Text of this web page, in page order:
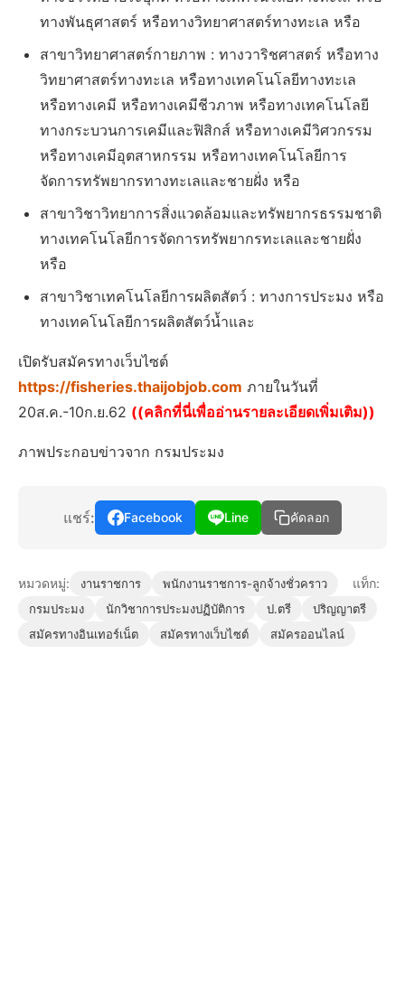
ทางพันธุศาสตร์ หรือทางวิทยาศาสตร์ทางทะเล หรือ
สาขาวิทยาศาสตร์กายภาพ : ทางวาริชศาสตร์ หรือทาง
วิทยาศาสตร์ทางทะเล หรือทางเทคโนโลยีทางทะเล
หรือทางเคมี หรือทางเคมีชีวภาพ หรือทางเทคโนโลยี
ทางกระบวนการเคมีและฟิสิกส์ หรือทางเคมีวิศวกรรม
หรือทางเคมีอุตสาหกรรม หรือทางเทคโนโลยีการ
จัดการทรัพยากรทางทะเลและชายฝั่ง หรือ
สาขาวิชาวิทยาการสิ่งแวดล้อมและทรัพยากรธรรมชาติ
ทางเทคโนโลยีการจัดการทรัพยากรทะเลและชายฝั่ง
หรือ
สาขาวิชาเทคโนโลยีการผลิตสัตว์ : ทางการประมง หรือ
ทางเทคโนโลยีการผลิตสัตว์น้ำและ
เปิดรับสมัครทางเว็บไซต์
https://fisheries.thaijobjob.com ภายในวันที่
20ส.ค.-10ก.ย.62 ((คลิกที่นี่เพื่ออ่านรายละเอียดเพิ่มเติม))
ภาพประกอบข่าวจาก กรมประมง
แชร์: Facebook Line คัดลอก
หมวดหมู่: งานราชการ พนักงานราชการ-ลูกจ้างชั่วคราว แท็ก:
กรมประมง นักวิชาการประมงปฏิบัติการ ป.ตรี
ปริญญาตรี
สมัครทางอินเทอร์เน็ต
สมัครทางเว็บไซต์ สมัครออนไลน์